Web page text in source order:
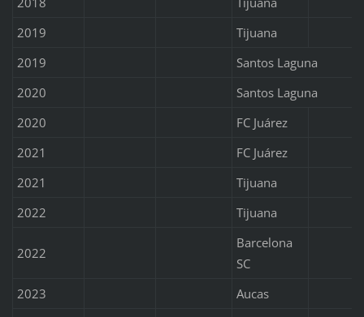
2019
Tijuana
2019
Santos Laguna
2020
Santos Laguna
2020
FC Juárez
2021
FC Juárez
2021
Tijuana
2022
Tijuana
2022
Barcelona
SC
2023
Aucas